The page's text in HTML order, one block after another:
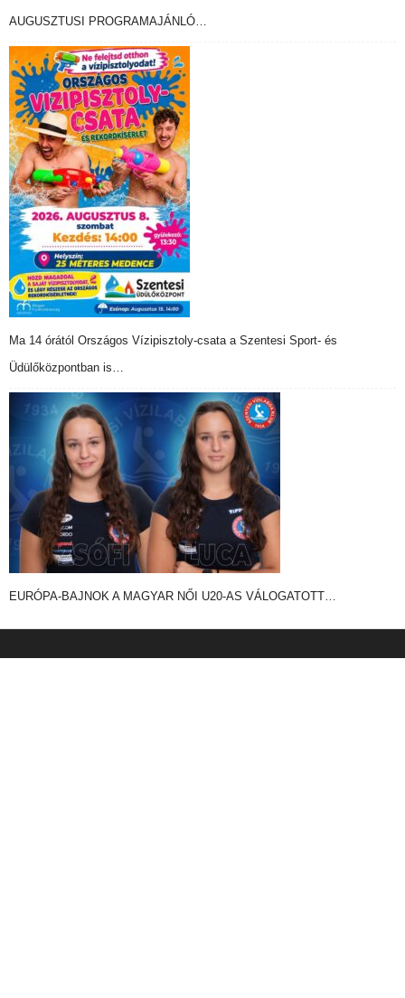
AUGUSZTUSI PROGRAMAJÁNLÓ…
Ma 14 órától Országos Vízipisztoly-csata a Szentesi Sport- és
Üdülőközpontban is…
EURÓPA-BAJNOK A MAGYAR NŐI U20-AS VÁLOGATOTT…